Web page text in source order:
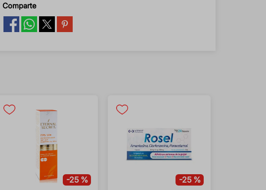
Comparte
-25 % -25 %